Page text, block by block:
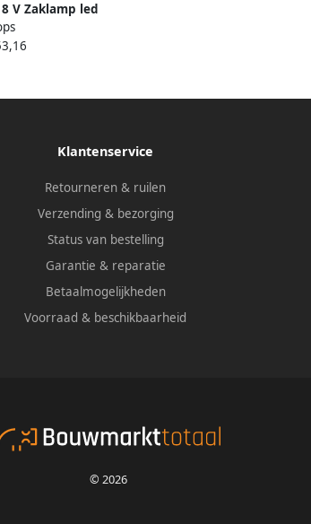
V Zaklamp led
Klantenservice
Retourneren & ruilen
Verzending & bezorging
Status van bestelling
Garantie & reparatie
Betaalmogelijkheden
Voorraad & beschikbaarheid
© 2026